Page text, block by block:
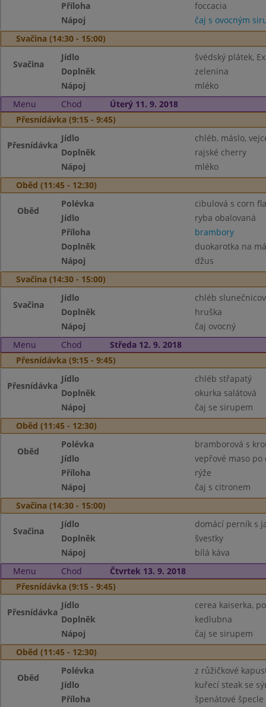
Příloha
foccacia
Nápoj
čaj s ovocným
Svačina (14:30 - 15:00)
Svačina
Jídlo
švédský plátek,
Doplněk
zelenina
Nápoj
mléko
Menu
Chod
Úterý 11. 9. 2018
Přesnídávka (9:15 - 9:45)
Přesnídávka
Jídlo
chléb, máslo,
Doplněk
rajské cherry
Nápoj
mléko
Oběd (11:45 - 12:30)
Oběd
Polévka
cibulová s corn
Jídlo
ryba obalovaná
Příloha
brambory
Doplněk
duokarotka na
Nápoj
džus
Svačina (14:30 - 15:00)
Svačina
Jídlo
chléb
Doplněk
hruška
Nápoj
čaj ovocný
Menu
Chod
Středa 12. 9. 2018
Přesnídávka (9:15 - 9:45)
Přesnídávka
Jídlo
chléb střapatý
Doplněk
okurka salátová
Nápoj
čaj se sirupem
Oběd (11:45 - 12:30)
Oběd
Polévka
bramborová s
Jídlo
vepřové maso po
Příloha
rýže
Nápoj
čaj s citronem
Svačina (14:30 - 15:00)
Svačina
Jídlo
domácí perník s
Doplněk
švestky
Nápoj
bílá káva
Menu
Chod
Čtvrtek 13. 9. 2018
Přesnídávka (9:15 - 9:45)
Přesnídávka
Jídlo
cerea kaiserka,
Doplněk
kedlubna
Nápoj
čaj se sirupem
Oběd (11:45 - 12:30)
Oběd
Polévka
z růžičkové
Jídlo
kuřecí steak se
Příloha
špenátové špecle